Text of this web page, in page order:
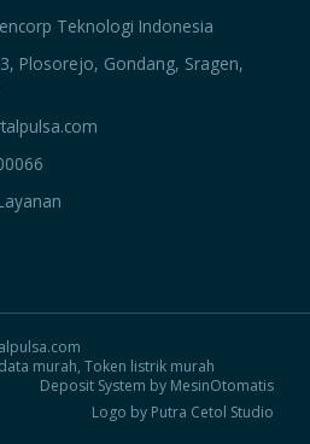
Teknologi Indonesia
Plosorejo, Gondang, Sragen,
murah, Token listrik murah
Deposit System by MesinOtomatis
Logo by Putra Cetol Studio